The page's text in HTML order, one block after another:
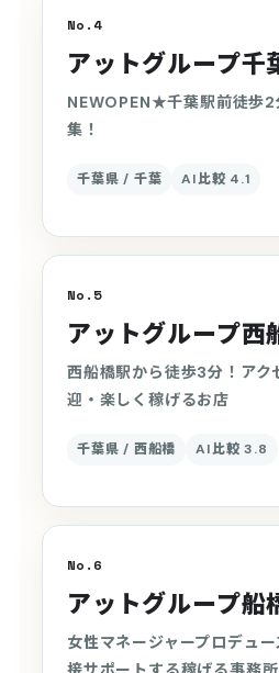
No.4
アットグループ千
NEWOPEN★千葉駅前徒歩2
集！
千葉県 / 千葉 AI比較 4.1
No.5
アットグループ西
西船橋駅から徒歩3分！アク
迎・楽しく稼げるお店
千葉県 / 西船橋 AI比較 3.8
No.6
アットグループ船
女性マネージャープロデュ